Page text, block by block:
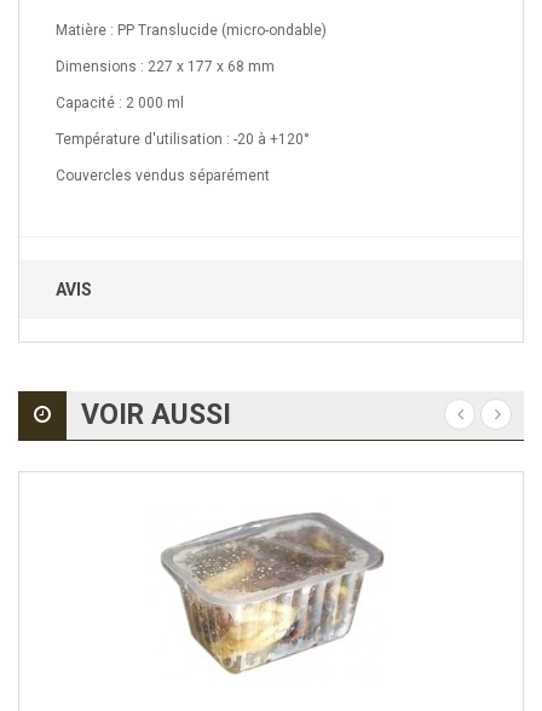
Matière : PP Translucide (micro-ondable)
Dimensions : 227 x 177 x 68 mm
Capacité : 2 000 ml
Température d'utilisation : -20 à +120°
Couvercles vendus séparément
AVIS
VOIR AUSSI